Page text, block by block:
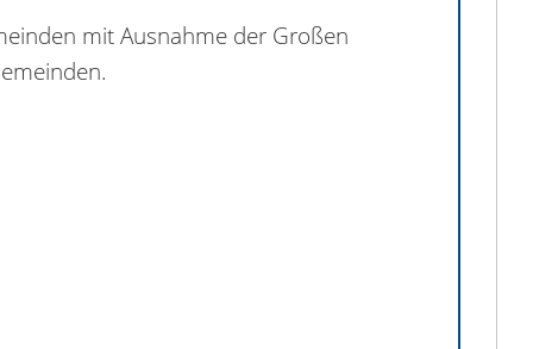
mit Ausnahme der Großen